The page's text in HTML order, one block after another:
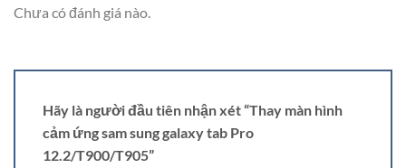
Chưa có đánh giá nào.
Hãy là người đầu tiên nhận xét “Thay màn hình
cảm ứng sam sung galaxy tab Pro
12.2/T900/T905”